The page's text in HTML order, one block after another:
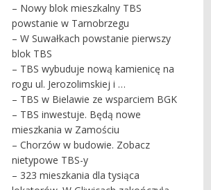
– Nowy blok mieszkalny TBS
powstanie w Tarnobrzegu
– W Suwałkach powstanie pierwszy
blok TBS
– TBS wybuduje nową kamienicę na
rogu ul. Jerozolimskiej i …
– TBS w Bielawie ze wsparciem BGK
– TBS inwestuje. Będą nowe
mieszkania w Zamościu
– Chorzów w budowie. Zobacz
nietypowe TBS-y
– 323 mieszkania dla tysiąca